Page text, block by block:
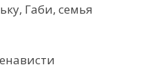
Габи, семья